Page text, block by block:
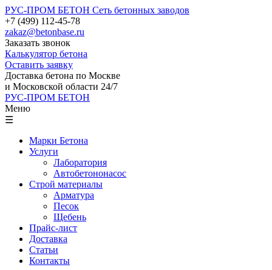
РУС-ПРОМ БЕТОН Сеть бетонных заводов
+7 (499) 112-45-78
zakaz@betonbase.ru
Заказать звонок
Калькулятор бетона
Оставить заявку
Доставка бетона по Москве
и Московской области 24/7
РУС-ПРОМ БЕТОН
Меню
☰
Марки Бетона
Услуги
Лаборатория
Автобетононасос
Строй материалы
Арматура
Песок
Щебень
Прайс-лист
Доставка
Статьи
Контакты